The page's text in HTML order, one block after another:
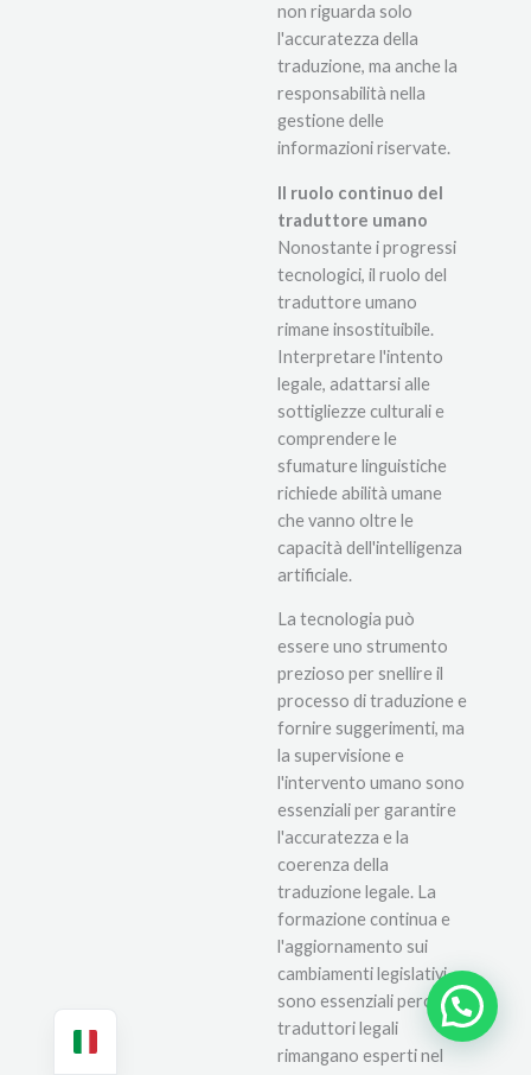
non riguarda solo
l'accuratezza della
traduzione, ma anche la
responsabilità nella
gestione delle
informazioni riservate.
Il ruolo continuo del
traduttore umano
Nonostante i progressi
tecnologici, il ruolo del
traduttore umano
rimane insostituibile.
Interpretare l'intento
legale, adattarsi alle
sottigliezze culturali e
comprendere le
sfumature linguistiche
richiede abilità umane
che vanno oltre le
capacità dell'intelligenza
artificiale.
La tecnologia può
essere uno strumento
prezioso per snellire il
processo di traduzione e
fornire suggerimenti, ma
la supervisione e
l'intervento umano sono
essenziali per garantire
l'accuratezza e la
coerenza della
traduzione legale. La
formazione continua e
l'aggiornamento sui
cambiamenti legislativi
sono essenziali perché i
traduttori legali
rimangano esperti nel
Avete bisogno di aiuto?